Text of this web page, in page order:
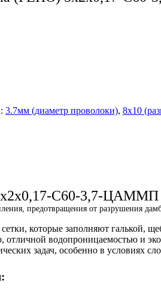
3.7мм (диаметр проволоки), 8х10
С60-3,7-ЦАММП
предотвращения от разрушения
которые заполняют
водопроницаемостью и
задач, особенно в условиях